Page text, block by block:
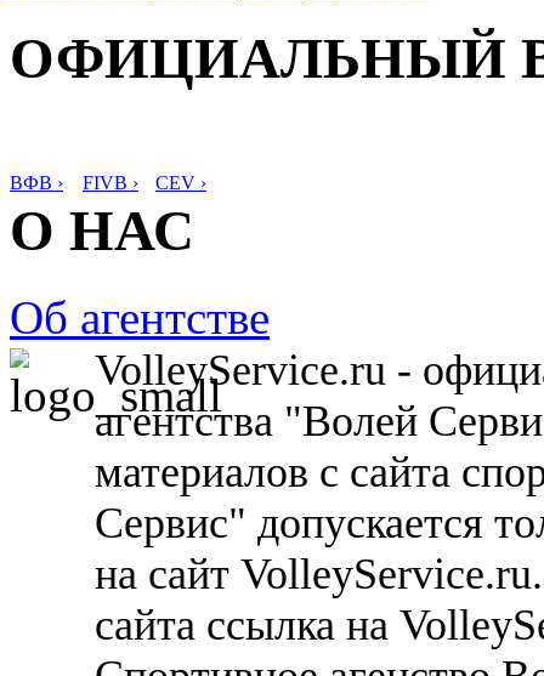
ОФИЦИАЛЬНЫЙ
ВФВ › FIVB › CEV ›
О НАС
Об агентстве
VolleyService.ru -
агентства "Волей
материалов с сайта
Сервис" допускается
на сайт
сайта ссылка на